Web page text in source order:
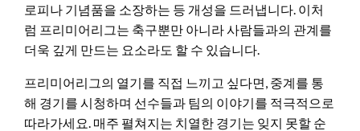
로피나 기념품을 소장하는 등 개성을 드러냅니다. 이처
럼 프리미어리그는 축구뿐만 아니라 사람들과의 관계를
더욱 깊게 만드는 요소라도 할 수 있습니다.
프리미어리그의 열기를 직접 느끼고 싶다면, 중계를 통
해 경기를 시청하며 선수들과 팀의 이야기를 적극적으로
따라가세요. 매주 펼쳐지는 치열한 경기는 잊지 못할 순